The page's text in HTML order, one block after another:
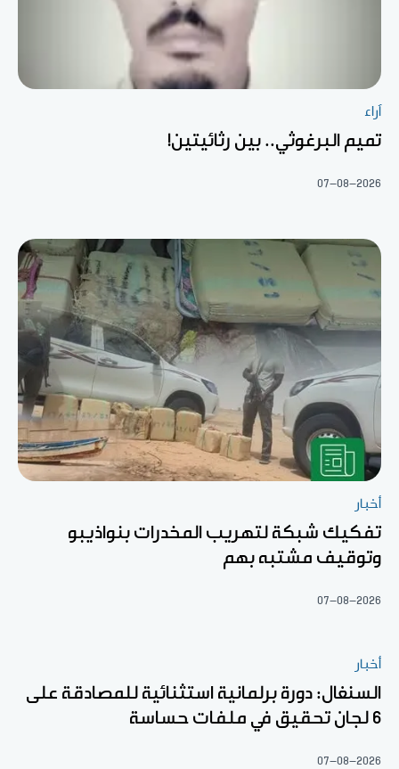
آراء
تميم البرغوثي.. بين رثائيتين!
07-08-2026
أخبار
تفكيك شبكة لتهريب المخدرات بنواذيبو
وتوقيف مشتبه بهم
07-08-2026
أخبار
السنغال: دورة برلمانية استثنائية للمصادقة على
6 لجان تحقيق في ملفات حساسة
07-08-2026